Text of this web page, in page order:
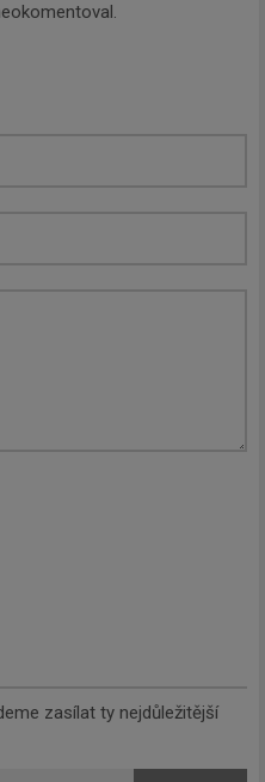
zasílat ty nejdůležitější